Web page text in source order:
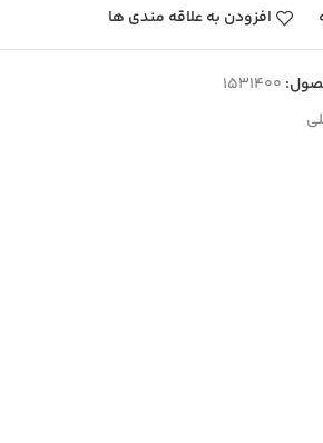
افزودن به علاقه مندی ها
1531400